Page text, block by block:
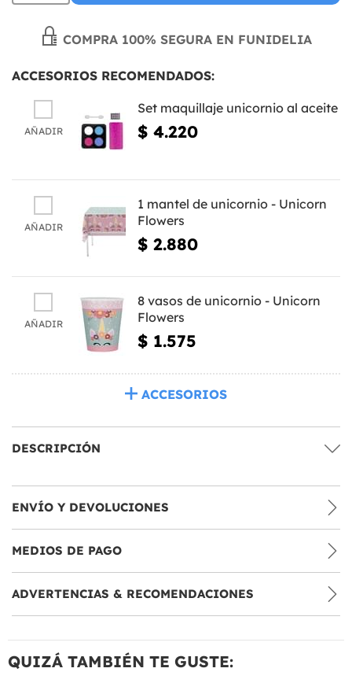
COMPRA 100% SEGURA EN FUNIDELIA
ACCESORIOS RECOMENDADOS:
AÑADIR
Set maquillaje unicornio al aceite
$ 4.220
AÑADIR
1 mantel de unicornio - Unicorn
Flowers
$ 2.880
AÑADIR
8 vasos de unicornio - Unicorn
Flowers
$ 1.575
ACCESORIOS
DESCRIPCIÓN
ENVÍO Y DEVOLUCIONES
MEDIOS DE PAGO
ADVERTENCIAS & RECOMENDACIONES
QUIZÁ TAMBIÉN TE GUSTE: